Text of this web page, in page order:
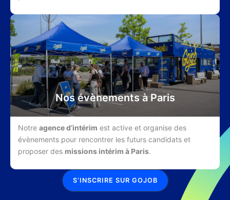
Nos évènements à Paris
Notre agence d’intérim est active et organise des
évènements pour rencontrer les futurs candidats et
proposer des missions intérim à Paris.
S’INSCRIRE SUR GOJOB